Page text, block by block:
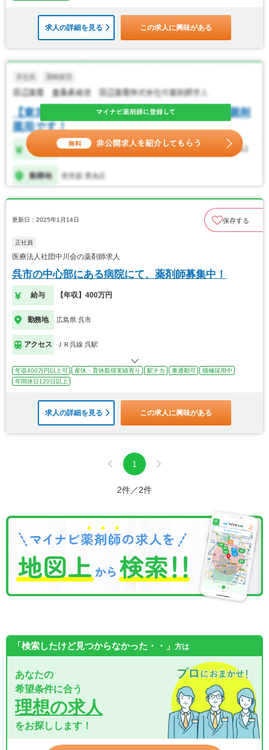
求人の詳細を見る この求人に興味がある
更新日：2025年1月14日 保存する
正社員
医療法人社団中川会の薬剤師求人
呉市の中心部にある病院にて、薬剤師募集中！
給与 【年収】400万円
勤務地 広島県 呉市
アクセス ＪＲ呉線 呉駅
年収400万円以上可 産休・育休取得実績有り 駅チカ 車通勤可
積極採用中
年間休日120日以上
求人の詳細を見る この求人に興味がある
1
2件／2件
「検索したけど見つからなかった・・」 方は
あなたの
希望条件に合う
理想の求人
をお探しします！